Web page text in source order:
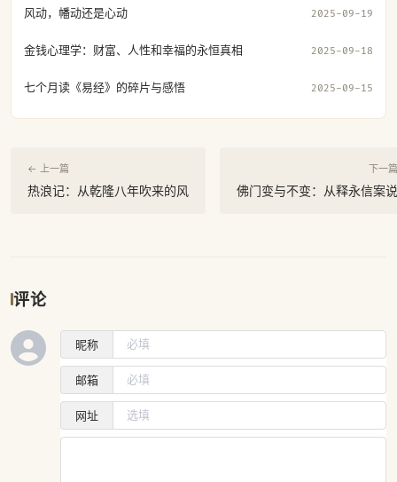
风动，幡动还是心动 2025-09-19
金钱心理学：财富、人性和幸福的永恒真相 2025-09-18
七个月读《易经》的碎片与感悟 2025-09-15
← 上一篇
热浪记：从乾隆八年吹来的风
下一
佛门变与不变：从释永信案
评论
昵称
邮箱
网址